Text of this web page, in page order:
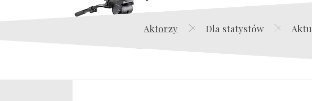
Aktorzy Dla statystów